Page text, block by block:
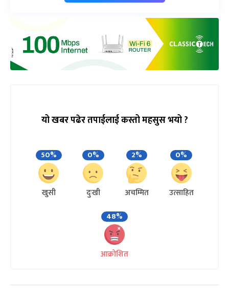
यो खबर पढेर तपाईलाई कस्तो महसुस भयो ?
50%
खुसी
0%
दुःखी
2%
अचम्मित
0%
उत्साहित
48%
आक्रोशित